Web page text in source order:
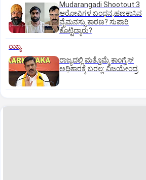
Mudarangadi Shootout:‌3
ಆರೋಪಿಗಳ ಬಂಧನ,ಹಣಕಾಸಿನ
ವೈಮನಸ್ಸು ಕಾರಣ? ಸುಪಾರಿ
ಕೊಟ್ಟಿದ್ಯಾರು?
ರಾಜ್ಯ
ರಾಜ್ಯದಲ್ಲಿ ಮತ್ತೊಮ್ಮೆ ಕಾಂಗ್ರೆಸ್‌
ಅಧಿಕಾರಕ್ಕೆ ಬರಲ್ಲ: ವಿಜಯೇಂದ್ರ